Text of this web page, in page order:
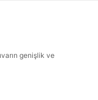
genişlik ve